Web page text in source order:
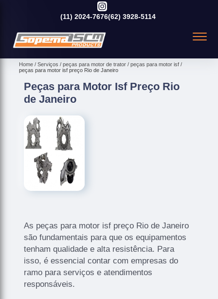
(11) 2024-7676(62) 3928-5114
Home Serviços peças para motor de trator
peças para motor isf
peças para motor isf preço Rio de Janeiro
Peças para Motor Isf Preço Rio
de Janeiro
As peças para motor isf preço Rio de Janeiro
são fundamentais para que os equipamentos
tenham qualidade e alta resistência. Para
isso, é essencial contar com empresas do
ramo para serviços e atendimentos
responsáveis.